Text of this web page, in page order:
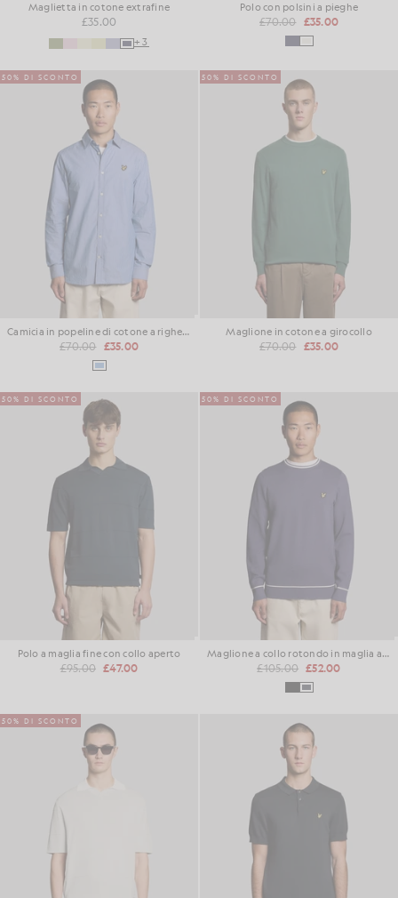
Maglietta in cotone extrafine
£35.00
+3
Polo con polsini a pieghe
£70.00 £35.00
50% DI SCONTO
Camicia in popeline di cotone a righe doppie
£70.00 £35.00
50% DI SCONTO
Maglione in cotone a girocollo
£70.00 £35.00
50% DI SCONTO
Polo a maglia fine con collo aperto
£95.00 £47.00
50% DI SCONTO
Maglione a collo rotondo in maglia a coste
£105.00 £52.00
50% DI SCONTO